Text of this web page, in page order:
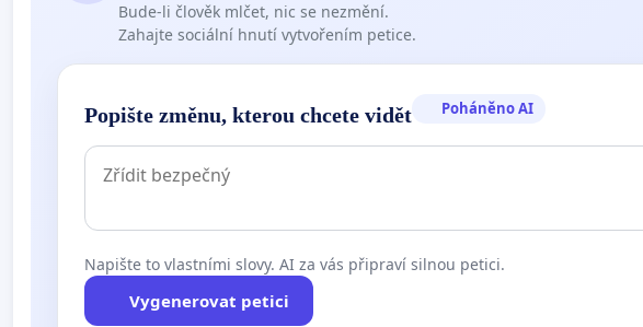
Bude-li člověk mlčet, nic se nezmění.
Zahajte sociální hnutí vytvořením petice.
Popište změnu, kterou chcete vidět Poháněno AI
Napište to vlastními slovy. AI za vás připraví silnou petici.
Vygenerovat petici